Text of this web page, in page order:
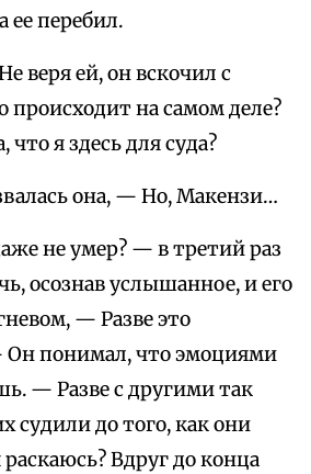
перебил.
веря ей, он вскочил с
происходит на самом деле?
что я здесь для суда?
она, — Но, Макензи…
не умер? — в третий раз
осознав услышанное, и его
— Разве это
Он понимал, что эмоциями
— Разве с другими так
судили до того, как они
Вдруг до конца